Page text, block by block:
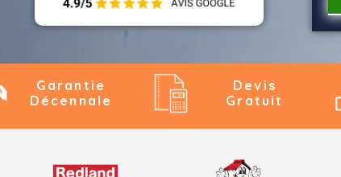
Garantie
Décennale
Devis
Gratuit